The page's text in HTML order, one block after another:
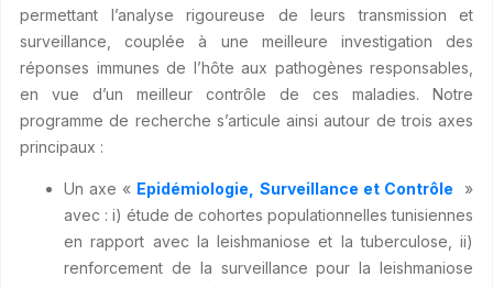
permettant l’analyse rigoureuse de leurs transmission et
surveillance, couplée à une meilleure investigation des
réponses immunes de l’hôte aux pathogènes responsables,
en vue d’un meilleur contrôle de ces maladies. Notre
programme de recherche s’articule ainsi autour de trois axes
principaux :
Un axe « Epidémiologie, Surveillance et Contrôle
»
avec : i) étude de cohortes populationnelles tunisiennes
en rapport avec la leishmaniose et la tuberculose, ii)
renforcement de la surveillance pour la leishmaniose